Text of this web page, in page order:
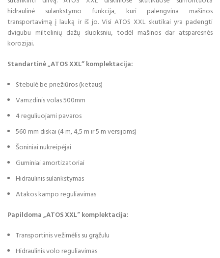
hidraulinė sulankstymo funkcija, kuri palengvina mašinos
transportavimą į lauką ir iš jo. Visi ATOS XXL skutikai yra padengti
dvigubu miltelinių dažų sluoksniu, todėl mašinos dar atsparesnės
korozijai.
Standartinė „ATOS XXL“ komplektacija:
Stebulė be priežiūros (ketaus)
Vamzdinis volas 500mm
4 reguliuojami pavaros
560 mm diskai (4 m, 4,5 m ir 5 m versijoms)
Šoniniai nukreipėjai
Guminiai amortizatoriai
Hidraulinis sulankstymas
Atakos kampo reguliavimas
Papildoma „ATOS XXL“ komplektacija:
Transportinis vežimėlis su grąžulu
Hidraulinis volo reguliavimas